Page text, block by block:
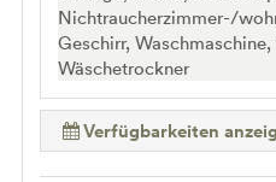
Nichtraucherzimmer-/
Geschirr,
Wäschetrockner
Verfügbarkeiten